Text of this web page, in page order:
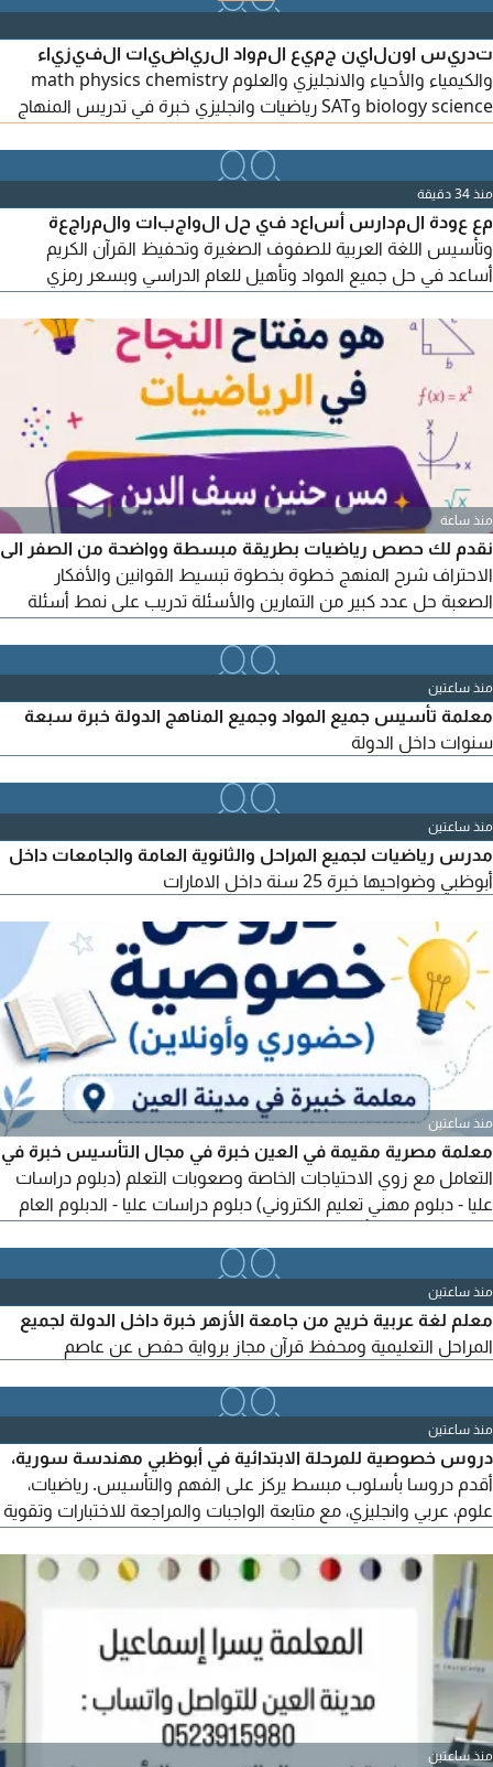
تدريس اونلاين جميع المواد الرياضيات الفيزياء
والكيمياء والأحياء والانجليزي والعلوم math physics chemistry
biology science وSAT رياضيات وانجليزي خبرة في تدريس المنهاج
ومدارس الامارات الوطنية ومدارس أجيال والظفرة والنهضة وأدنوك
ومعاهد التكنولوجيا وتدريس الجامعات ومراجعة علي الهياكل وتوقع
الأسئلة الهامه في الامتحان
منذ 34 دقيقة
مع عودة المدارس أساعد في حل الواجبات والمراجعة
وتأسيس اللغة العربية للصفوف الصغيرة وتحفيظ القرآن الكريم
أساعد في حل جميع المواد وتأهيل للعام الدراسي وبسعر رمزي
منذ ساعة
نقدم لك حصص رياضيات بطريقة مبسطة وواضحة من الصفر الى
الاحتراف شرح المنهج خطوة بخطوة تبسيط القوانين والأفكار
الصعبة حل عدد كبير من التمارين والأسئلة تدريب على نمط أسئلة
وتصحيح نقاط الضعف التركيز على الفهم وليس الحفظ
منذ ساعتين
معلمة تأسيس جميع المواد وجميع المناهج الدولة خبرة سبعة
سنوات داخل الدولة
منذ ساعتين
مدرس رياضيات لجميع المراحل والثانوية العامة والجامعات داخل
أبوظبي وضواحيها خبرة 25 سنة داخل الامارات
منذ ساعتين
معلمة مصرية مقيمة في العين خبرة في مجال التأسيس خبرة في
التعامل مع زوي الاحتياجات الخاصة وصعوبات التعلم (دبلوم دراسات
عليا - دبلوم مهني تعليم الكتروني) دبلوم دراسات عليا - الدبلوم العام
منذ ساعتين
معلم لغة عربية خريج من جامعة الأزهر خبرة داخل الدولة لجميع
المراحل التعليمية ومحفظ قرآن مجاز برواية حفص عن عاصم
منذ ساعتين
دروس خصوصية للمرحلة الابتدائية في أبوظبي مهندسة سورية،
أقدم دروسا بأسلوب مبسط يركز على الفهم والتأسيس. رياضيات،
علوم، عربي وانجليزي، مع متابعة الواجبات والمراجعة للاختبارات وتقوية
للتواصل والأسعار والمواعيد يرجى مراسلتي
منذ ساعتين